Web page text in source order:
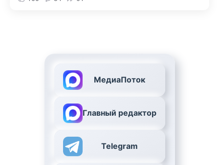
МедиаПоток
Главный редактор
Telegram